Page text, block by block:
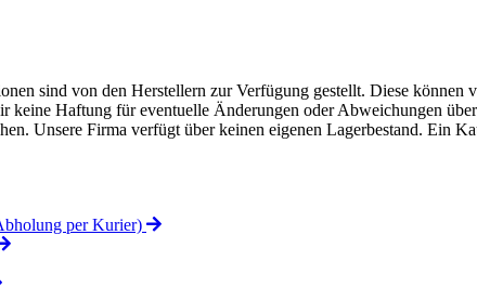
sind von den Herstellern zur Verfügung gestellt. Diese
keine Haftung für eventuelle Änderungen oder Abweichungen
Unsere Firma verfügt über keinen eigenen Lagerbestand. Ein
per Kurier)